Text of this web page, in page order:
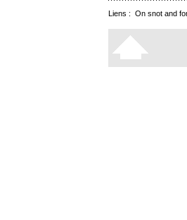
Liens : On snot and